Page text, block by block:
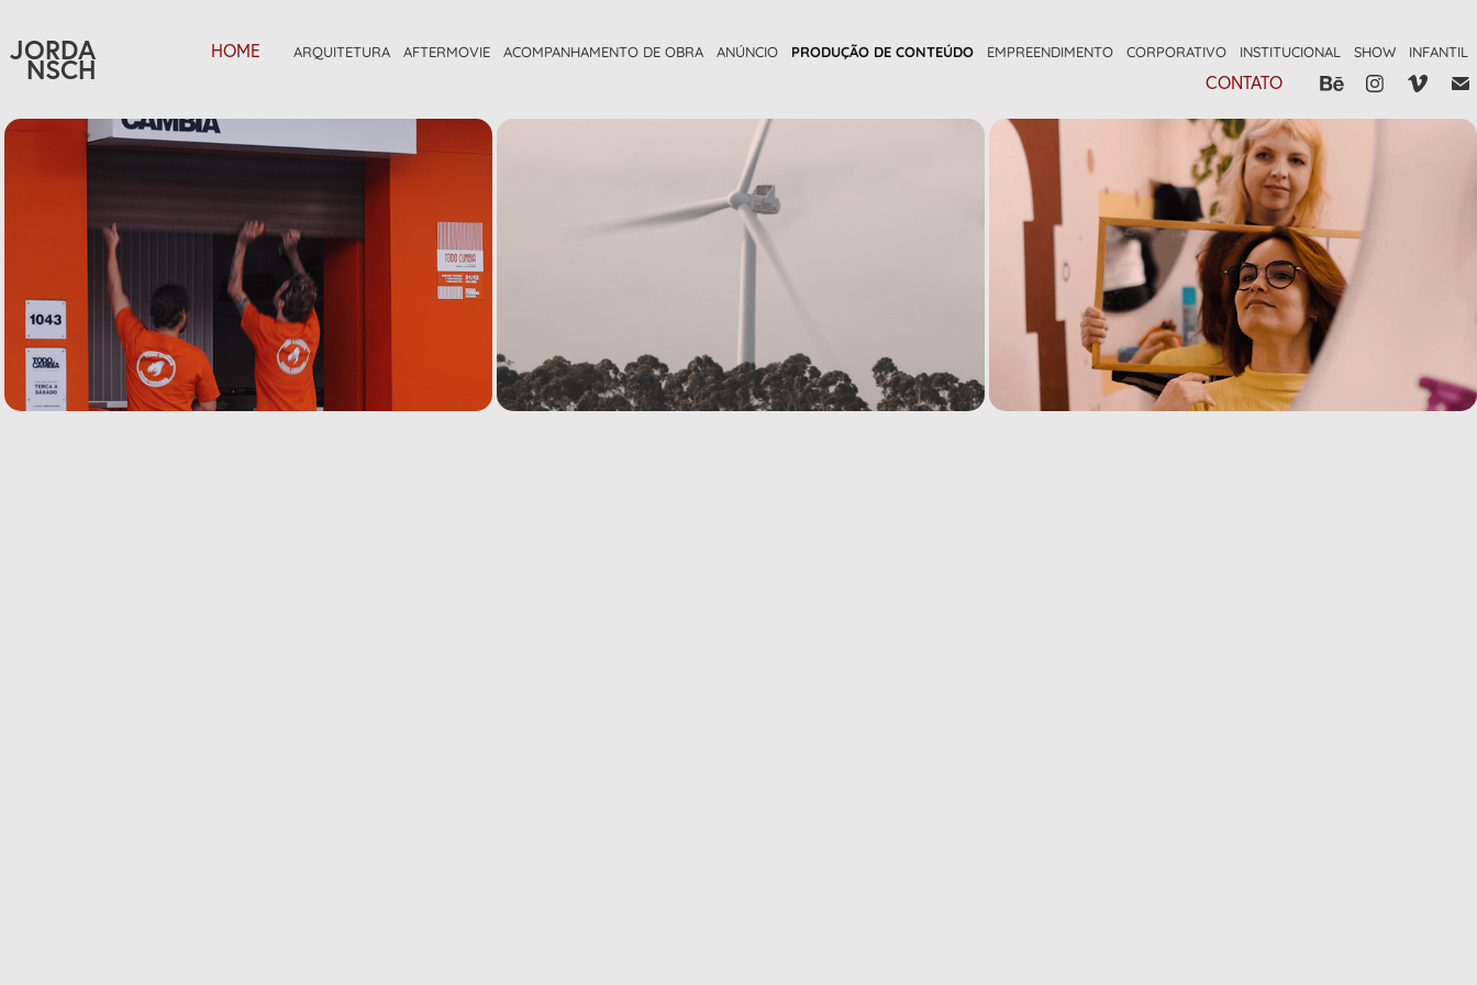
JORDA
NSCH
HOME ARQUITETURA AFTERMOVIE ACOMPANHAMENTO DE OBRA ANÚNCIO PRODUÇÃO DE CONTEÚDO EMPREENDIMENTO CORPORATIVO INSTITUCIONAL SHOW INFANTIL
CONTATO
Todo Cambia - Reels
Dorata Empreendimentos - Seasons | Início
Noisy Head - Raquel Saim